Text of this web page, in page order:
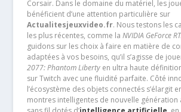
Corsair. Dans le domaine du matériel, les
bénéficient d’une attention particulière sur
Actualitesjeuxvideo.fr. Nous testons les
les plus récentes, comme la NVIDIA GeForce
guidons sur les choix à faire en matière de
adaptées à vos besoins, qu’il s’agisse de
2077: Phantom Libertyen ultra haute
sur Twitch avec une fluidité parfaite. Côté
l’écosystème des objets connectés s’élargit
montres intelligentes de nouvelle génération